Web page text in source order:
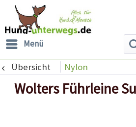
Menü
Übersicht Nylon
Wolters Führleine